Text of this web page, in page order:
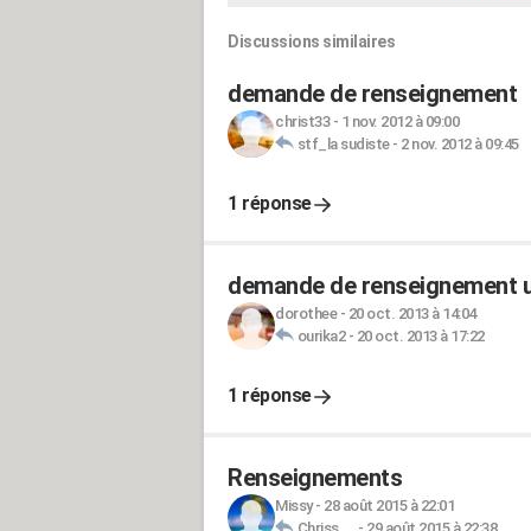
Discussions similaires
demande de renseignement
christ33- 1 nov. 2012 à 09:00
stf_la sudiste- 2 nov. 2012 à 09:45
1 réponse
demande de renseignement
dorothee- 20 oct. 2013 à 14:04
ourika2- 20 oct. 2013 à 17:22
1 réponse
Renseignements
Missy- 28 août 2015 à 22:01